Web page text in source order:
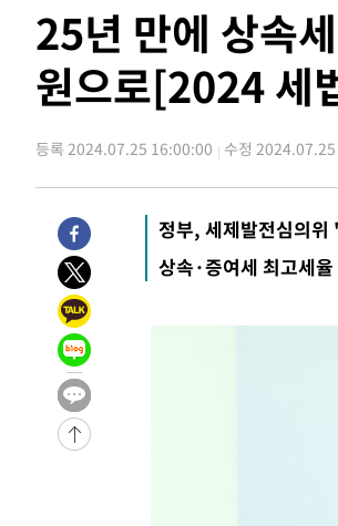
1시간 전 >[속보]코스닥, 800p 회복…0.26%
1시간 전 >[속보]코스피, 301.88포인트
1시간 전 >[속보]원·달러 환율, 0.7원 내린
2시간 전 >손흥민, 5경기 연속골 실패…LAFC
4시간 전 >내일까지 39도 '펄펄'…기상청 "태
-21387초 전 >
'월드컵 탈락 후폭풍' 축구협회
-20823초 전 >
[속보] 뉴욕증시, 혼조 출발…
-19616초 전 >
축구협회, 15년 전 심판 성 접
-18301초 전 >
-3897초 전 >
-3645초 전 >
-2075초 전 >
-1481초 전 >
25년 만에 상속
원으로[2024 세
등록 2024.07.25 16:00:00 수정
정부, 세제발전심의
상속·증여세 최고세